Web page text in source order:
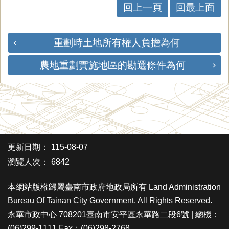
回上一頁 回最上面
重劃時土地所有權人負擔為何
農地重劃實施地區的勘選條件為何
更新日期：
115-08-07
瀏覽人次：
6842
本網站版權歸屬臺南市政府地政局所有 Land Administration
Bureau Of Tainan City Government. All Rights Reserved.
永華市政中心 708201臺南市安平區永華路二段6號 | 總機：